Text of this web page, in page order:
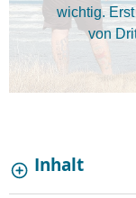
wichtig.
von
Inhalt